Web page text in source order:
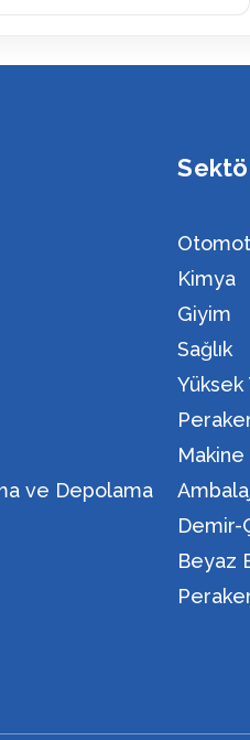
ve Depolama
Kimya
Giyim
Sağlık
Yüksek
Makine
Demir-
Beyaz